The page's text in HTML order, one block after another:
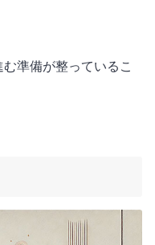
準備が整っているこ